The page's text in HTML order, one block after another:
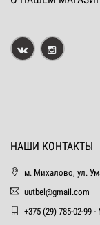
НАШИ КОНТАКТЫ
м. Михалово, ул.
uutbel@gmail.com
+375 (29) 785-02-99